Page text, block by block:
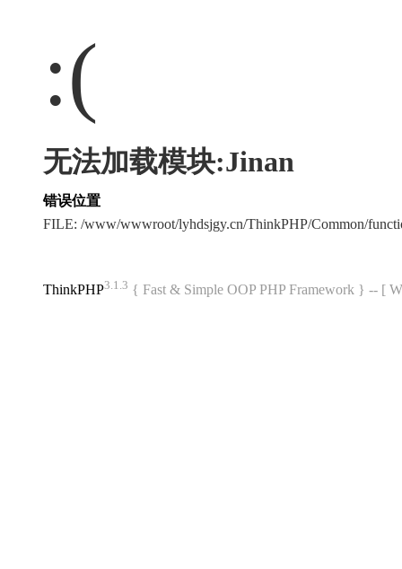
:(
无法加载模块:Jinan
错误位置
FILE: /www/wwwroot/lyhdsjgy.cn/ThinkPHP/Common/
ThinkPHP3.1.3 { Fast & Simple OOP PHP Framework } -- [